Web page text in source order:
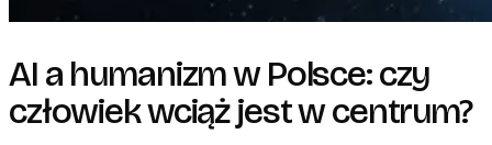
AI a humanizm w Polsce: czy
człowiek wciąż jest w centrum?